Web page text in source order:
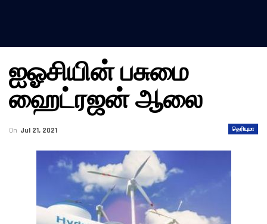
ஐஓசியின் பசுமை
ஹைட்ரஜன் ஆலை
தெரியுமா
On Jul 21, 2021